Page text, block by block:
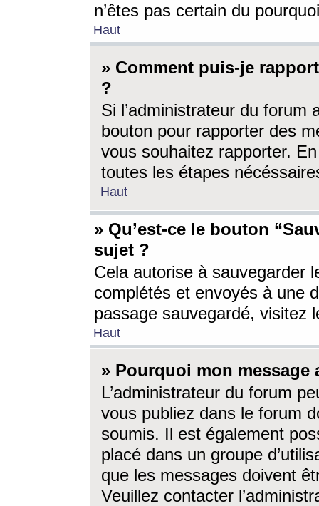
n’êtes pas certain du
Haut
» Comment puis-je
?
Si l’administrateur du forum
bouton pour rapporter des
vous souhaitez rapporter.
toutes les étapes
Haut
» Qu’est-ce le bouton
sujet ?
Cela autorise à sauvegarder
complétés et envoyés à une
passage sauvegardé, visitez
Haut
» Pourquoi mon message
L’administrateur du forum
vous publiez dans le forum
soumis. Il est également
placé dans un groupe
que les messages doivent
Veuillez contacter